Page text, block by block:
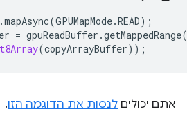
.mapAsync(GPUMapMode.READ);
= gpuReadBuffer .getMappedRange
(copyArrayBuffer));
אתם יכולים לנסות את הדוגמה הזו.